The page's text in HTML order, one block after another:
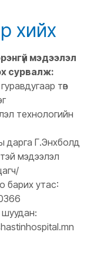
хийх
мэдээлэл
сурвалж:
төв
технологийн
дарга Г.Энхболд
мэдээлэл
барих утас: